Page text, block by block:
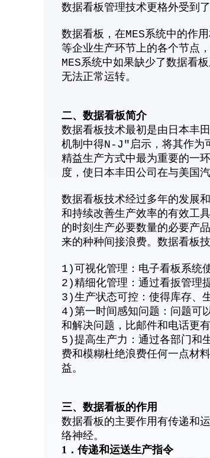
数据看板管理技术更格外受到了
数据看板，在MES系统中的作
等企业生产环节上的各个节点
MES系统中如果缺少了数据看
无法正常运转。
二、数据看板简介
数据看板技术最初是由日本丰
机制中得N-J"启示，将其作为
精益生产方式中最为重要的一
度，使日本丰田公司在与美国
数据看板技术经过多年的发展
和持续改善生产效率的有效工
的时刻生产必要数量的必要产
来的种种间接浪费。数据看板
1)可视化管理：电子看板系统
2)精细化管理：通过看扳管理
3)生产状态可控：使得库存、
4)第一时间感知问题：问题可
和解决问题，比邮件和电话更有
5)提高生产力：通过各部门和
费和模糊杜绝浪费任何一点材
益。
三、数据看板的作用
数据看板的主要作用有传递和
络神经。
1．传递和运送生产指令